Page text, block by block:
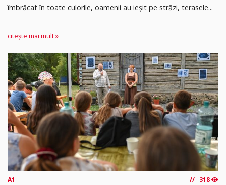
îmbrăcat în toate culorile, oamenii au ieșit pe străzi, terasele...
citește mai mult »
A1 318